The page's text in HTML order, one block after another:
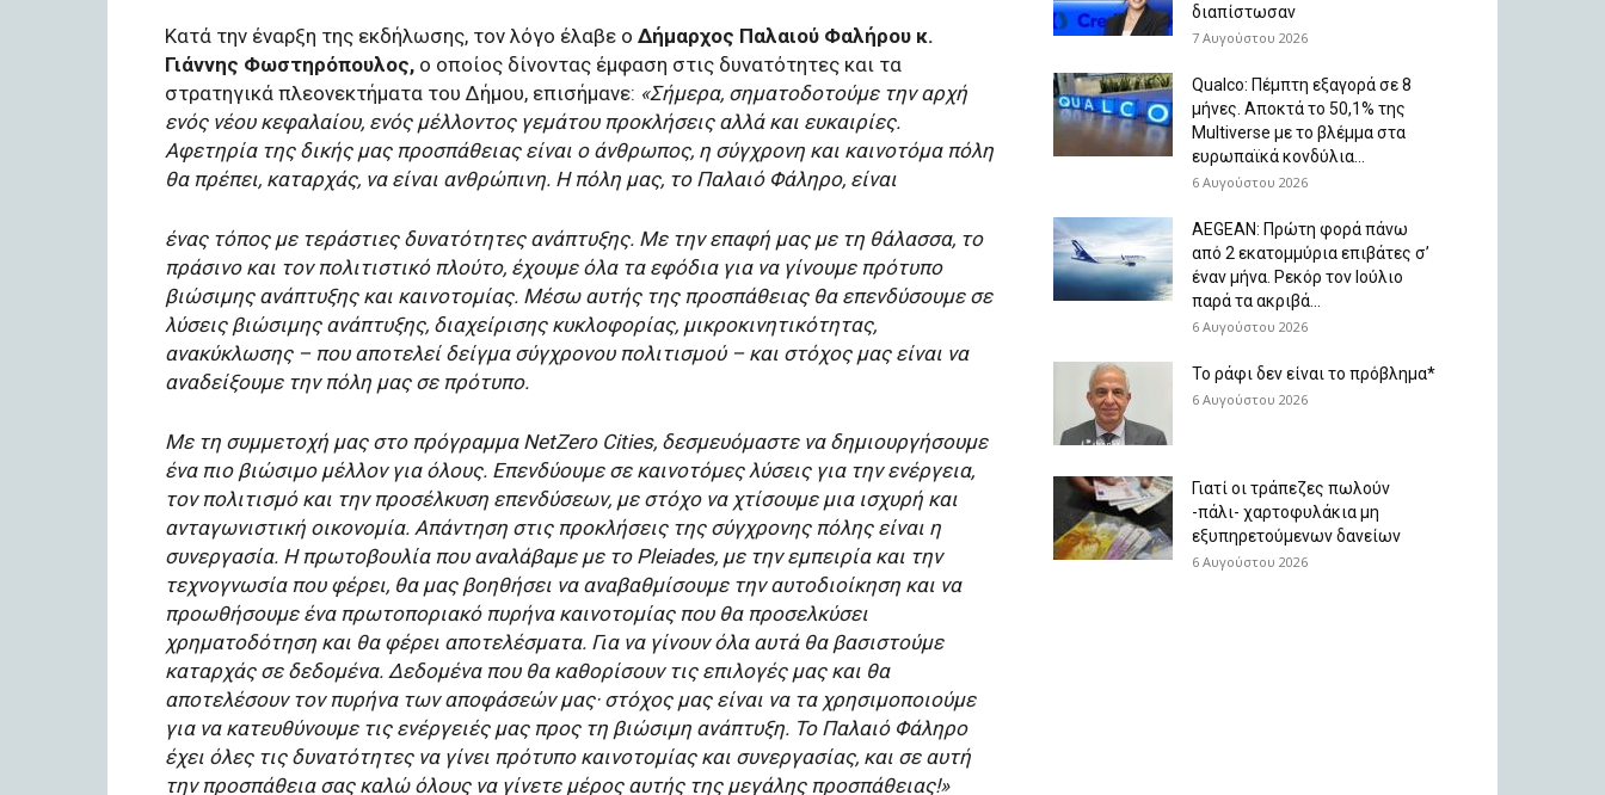
Κατά την έναρξη της εκδήλωσης, τον λόγο έλαβε ο Δήμαρχος Παλαιού Φαλήρου κ.
Γιάννης Φωστηρόπουλος, ο οποίος δίνοντας έμφαση στις δυνατότητες και τα
στρατηγικά πλεονεκτήματα του Δήμου, επισήμανε: «Σήμερα, σηματοδοτούμε την αρχή
ενός νέου κεφαλαίου, ενός μέλλοντος γεμάτου προκλήσεις αλλά και ευκαιρίες.
Αφετηρία της δικής μας προσπάθειας είναι ο άνθρωπος, η σύγχρονη και καινοτόμα πόλη
θα πρέπει, καταρχάς, να είναι ανθρώπινη. Η πόλη μας, το Παλαιό Φάληρο, είναι
ένας τόπος με τεράστιες δυνατότητες ανάπτυξης. Με την επαφή μας με τη θάλασσα, το
πράσινο και τον πολιτιστικό πλούτο, έχουμε όλα τα εφόδια για να γίνουμε πρότυπο
βιώσιμης ανάπτυξης και καινοτομίας. Μέσω αυτής της προσπάθειας θα επενδύσουμε σε
λύσεις βιώσιμης ανάπτυξης, διαχείρισης κυκλοφορίας, μικροκινητικότητας,
ανακύκλωσης – που αποτελεί δείγμα σύγχρονου πολιτισμού – και στόχος μας είναι να
αναδείξουμε την πόλη μας σε πρότυπο.
Με τη συμμετοχή μας στο πρόγραμμα NetZero Cities, δεσμευόμαστε να δημιουργήσουμε
ένα πιο βιώσιμο μέλλον για όλους. Επενδύουμε σε καινοτόμες λύσεις για την ενέργεια,
τον πολιτισμό και την προσέλκυση επενδύσεων, με στόχο να χτίσουμε μια ισχυρή και
ανταγωνιστική οικονομία. Απάντηση στις προκλήσεις της σύγχρονης πόλης είναι η
συνεργασία. Η πρωτοβουλία που αναλάβαμε με το Pleiades, με την εμπειρία και την
τεχνογνωσία που φέρει, θα μας βοηθήσει να αναβαθμίσουμε την αυτοδιοίκηση και να
προωθήσουμε ένα πρωτοποριακό πυρήνα καινοτομίας που θα προσελκύσει
χρηματοδότηση και θα φέρει αποτελέσματα. Για να γίνουν όλα αυτά θα βασιστούμε
καταρχάς σε δεδομένα. Δεδομένα που θα καθορίσουν τις επιλογές μας και θα
αποτελέσουν τον πυρήνα των αποφάσεών μας· στόχος μας είναι να τα χρησιμοποιούμε
για να κατευθύνουμε τις ενέργειές μας προς τη βιώσιμη ανάπτυξη. Το Παλαιό Φάληρο
έχει όλες τις δυνατότητες να γίνει πρότυπο καινοτομίας και συνεργασίας, και σε αυτή
την προσπάθεια σας καλώ όλους να γίνετε μέρος αυτής της μεγάλης προσπάθειας!»
διαπίστωσαν
7 Αυγούστου 2026
Qualco: Πέμπτη εξαγορά σε 8
μήνες. Aποκτά το 50,1% της
Multiverse με το βλέμμα στα
ευρωπαϊκά κονδύλια...
6 Αυγούστου 2026
AEGEAN: Πρώτη φορά πάνω
από 2 εκατομμύρια επιβάτες σ’
έναν μήνα. Ρεκόρ τον Ιούλιο
παρά τα ακριβά...
6 Αυγούστου 2026
Το ράφι δεν είναι το πρόβλημα*
6 Αυγούστου 2026
Γιατί οι τράπεζες πωλούν
-πάλι- χαρτοφυλάκια μη
εξυπηρετούμενων δανείων
6 Αυγούστου 2026